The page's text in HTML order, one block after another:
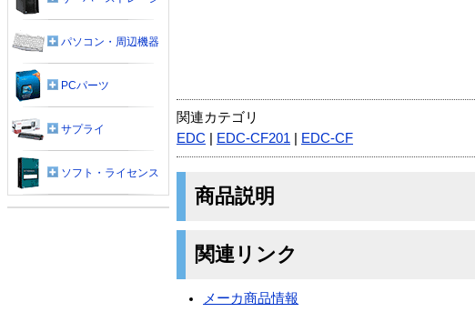
関連カテゴリ
EDC
EDC-CF201 EDC-CF
商品説明
関連リンク
メーカ商品情報
パソコン・周辺機器
PCパーツ
サプライ
ソフト・ライセンス